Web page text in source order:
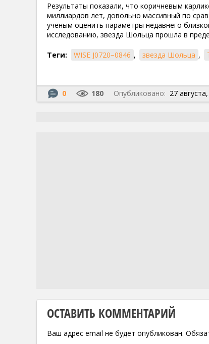
Результаты показали, что коричневым
миллиардов лет, довольно массивный по
ученым оценить параметры недавнего
исследованию, звезда Шольца прошла в
Теги: WISE J0720−0846 , звезда Шольца ,
0 180 Опубликовано: 27
ОСТАВИТЬ КОММЕНТАРИЙ
Ваш адрес email не будет опубликован.